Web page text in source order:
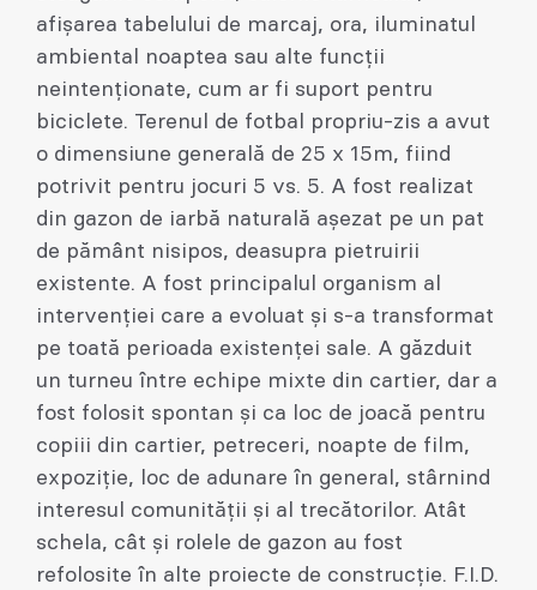
afișarea tabelului de marcaj, ora, iluminatul
ambiental noaptea sau alte funcții
neintenționate, cum ar fi suport pentru
biciclete. Terenul de fotbal propriu-zis a avut
o dimensiune generală de 25 x 15m, fiind
potrivit pentru jocuri 5 vs. 5. A fost realizat
din gazon de iarbă naturală așezat pe un pat
de pământ nisipos, deasupra pietruirii
existente. A fost principalul organism al
intervenției care a evoluat și s-a transformat
pe toată perioada existenței sale. A găzduit
un turneu între echipe mixte din cartier, dar a
fost folosit spontan și ca loc de joacă pentru
copiii din cartier, petreceri, noapte de film,
expoziție, loc de adunare în general, stârnind
interesul comunității și al trecătorilor. Atât
schela, cât și rolele de gazon au fost
refolosite în alte proiecte de construcție. F.I.D.